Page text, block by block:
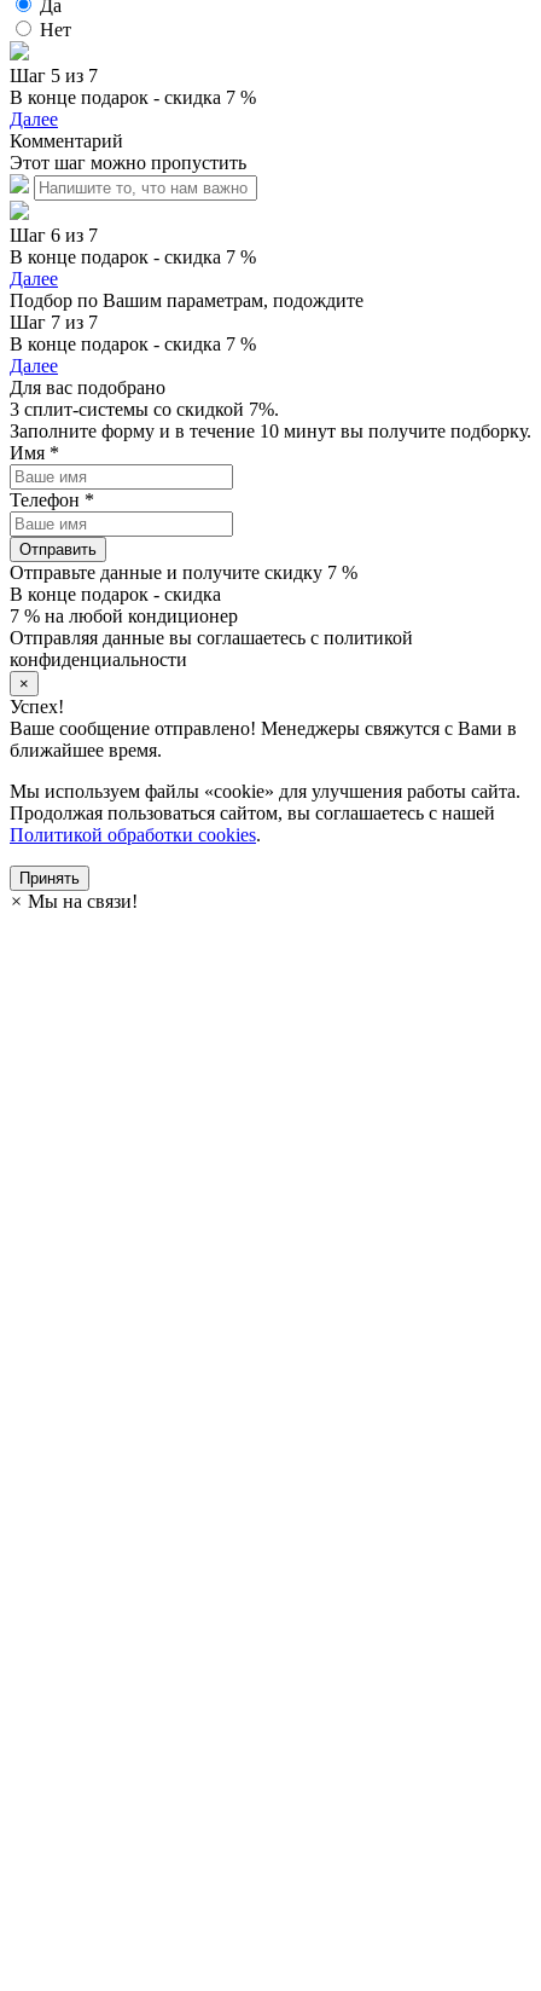
Да
Нет
Шаг 5 из 7
В конце подарок - скидка 7 %
Далее
Комментарий
Этот шаг можно пропустить
Шаг 6 из 7
В конце подарок - скидка 7 %
Далее
Подбор по Вашим параметрам, подождите
Шаг 7 из 7
В конце подарок - скидка 7 %
Далее
Для вас подобрано
3 сплит-системы со скидкой 7%.
Заполните форму и в течение 10 минут вы получите подборку.
Имя *
Телефон *
Отправить
Отправьте данные и получите скидку 7 %
В конце подарок - скидка
7 % на любой кондиционер
Отправляя данные вы соглашаетесь с политикой
конфиденциальности
×
Успех!
Ваше сообщение отправлено! Менеджеры свяжутся с Вами в
ближайшее время.
Мы используем файлы «cookie» для улучшения работы сайта.
Продолжая пользоваться сайтом, вы соглашаетесь с нашей
Политикой обработки cookies.
Принять
× Мы на связи!